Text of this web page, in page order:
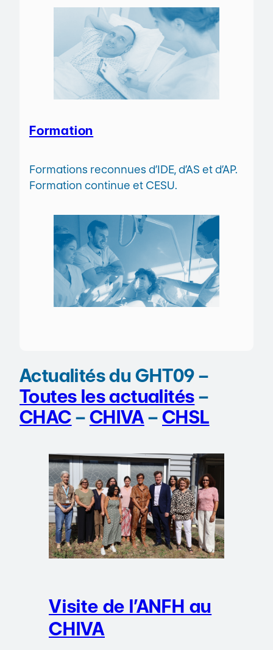
Formation
Formations reconnues d’IDE, d’AS et d’AP.
Formation continue et CESU.
Actualités du GHT09 –
Toutes les actualités –
CHAC – CHIVA –CHSL
Visite de l’ANFH au
CHIVA